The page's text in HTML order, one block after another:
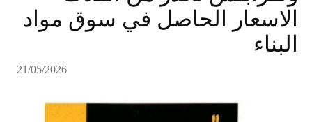
الاسعار الحاصل في سوق مواد
البناء
21/05/2026